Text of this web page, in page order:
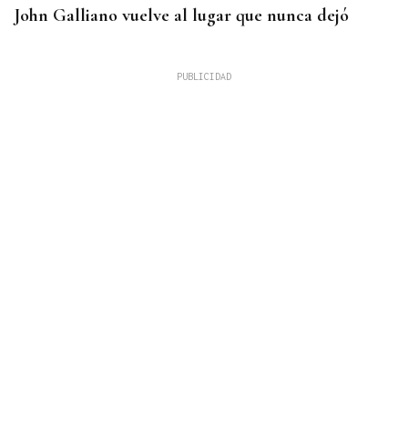
John Galliano vuelve al lugar que nunca dejó